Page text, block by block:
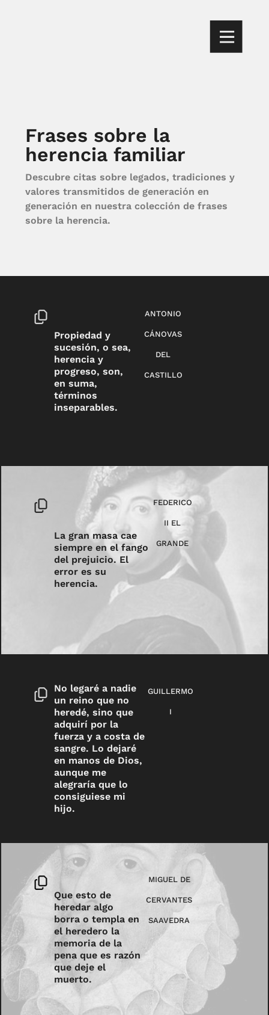
Frases sobre la
herencia familiar
Descubre citas sobre legados, tradiciones y
valores transmitidos de generación en
generación en nuestra colección de frases
sobre la herencia.
Propiedad y
sucesión, o sea,
herencia y
progreso, son,
en suma,
términos
inseparables.
ANTONIO
CÁNOVAS
DEL
CASTILLO
La gran masa cae
siempre en el fango
del prejuicio. El
error es su
herencia.
FEDERICO
II EL
GRANDE
No legaré a nadie
un reino que no
heredé, sino que
adquirí por la
fuerza y a costa de
sangre. Lo dejaré
en manos de Dios,
aunque me
alegraría que lo
consiguiese mi
hijo.
GUILLERMO
I
Que esto de
heredar algo
borra o templa en
el heredero la
memoria de la
pena que es razón
que deje el
muerto.
MIGUEL DE
CERVANTES
SAAVEDRA